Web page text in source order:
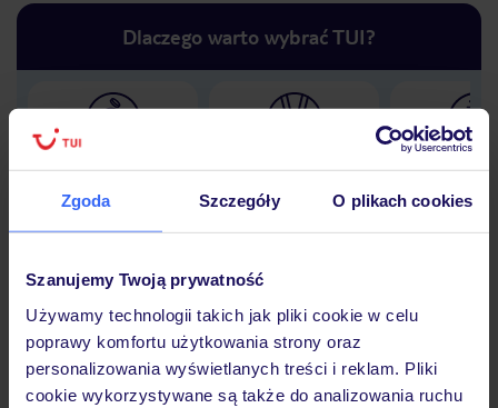
Zgoda Szczegóły O plikach cookies
Szanujemy Twoją prywatność
Używamy technologii takich jak pliki cookie w celu
poprawy komfortu użytkowania strony oraz
personalizowania wyświetlanych treści i reklam. Pliki
cookie wykorzystywane są także do analizowania ruchu
Dlaczego warto wybrać TUI?
podróży w Polsce
30 lat w
Hotel